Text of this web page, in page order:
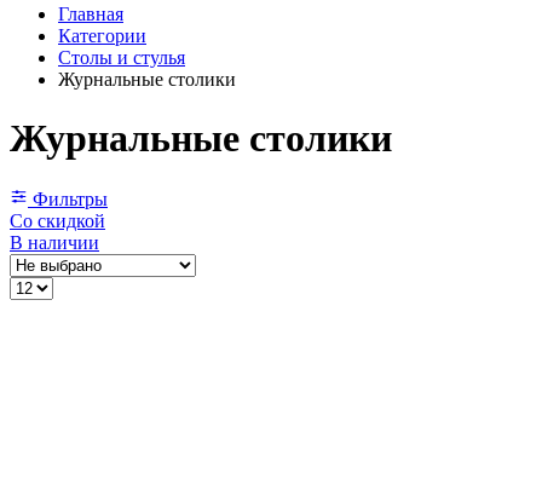
Главная
Категории
Столы и стулья
Журнальные столики
Журнальные столики
Фильтры
Со скидкой
В наличии